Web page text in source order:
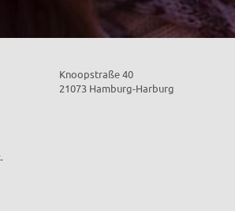
Knoopstraße 40
21073 Hamburg-Harburg